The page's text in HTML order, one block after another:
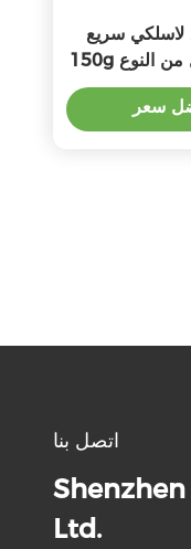
1 شاحن لاسلكي سريع
سعر
اتصل بنا
Ltd.